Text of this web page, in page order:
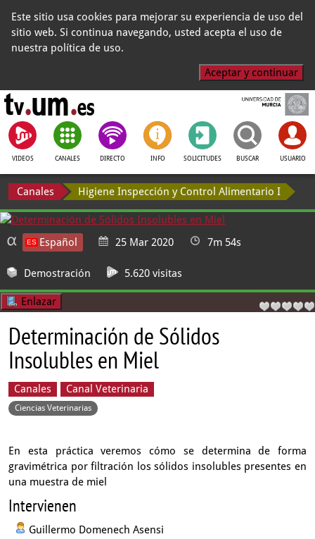
Este sitio usa cookies para mejorar su experiencia de uso del
sitio web. Si continua navegando, usted acepta el uso de
nuestra política de uso.
Aceptar y continuar
VIDEOS CANALES DIRECTO INFO SOLICITUDES BUSCAR USUARIO
Canales Higiene Inspección y Control Alimentario I
Español 25 Mar 2020 7m 54s
Demostración 5.620 visitas
Enlazar
Determinación de Sólidos
Insolubles en Miel
Canales Canal Veterinaria
Ciencias Veterinarias
En esta práctica veremos cómo se determina de forma
gravimétrica por filtración los sólidos insolubles presentes en
una muestra de miel
Intervienen
Guillermo Domenech Asensi